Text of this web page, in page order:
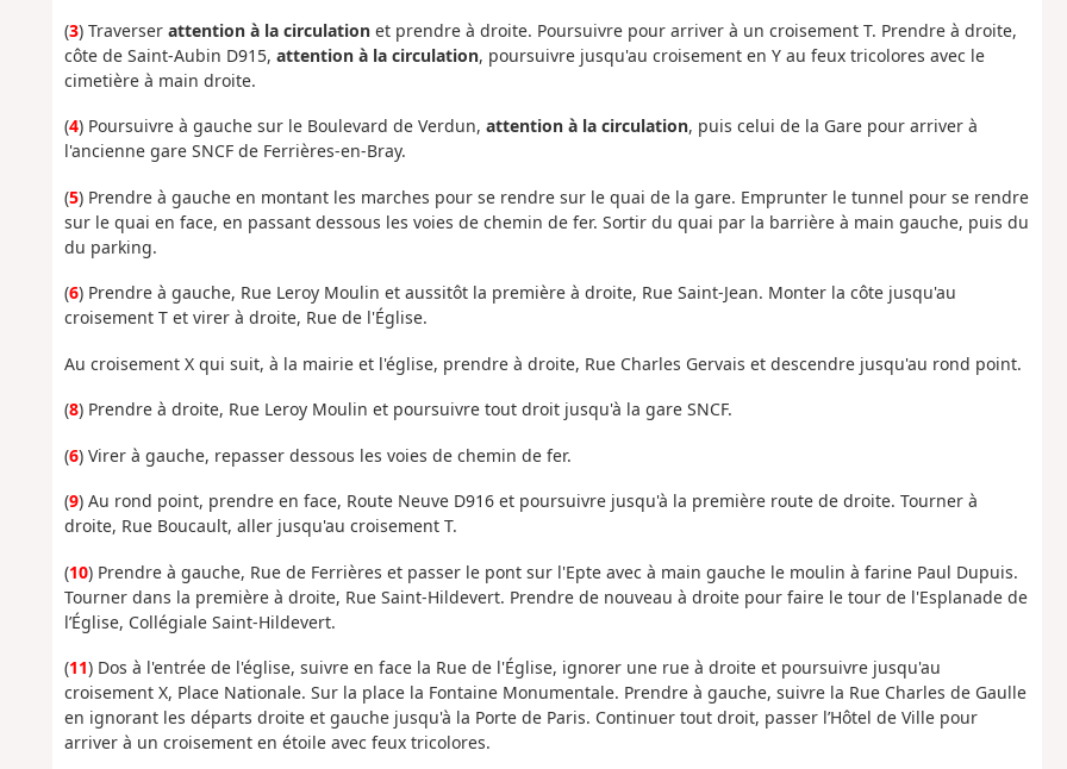
(3) Traverser attention à la circulationet prendre à droite. Poursuivre pour arriver à un croisement T. Prendre à droite,
côte de Saint-Aubin D915, attention à la circulation, poursuivre jusqu'au croisement en Y au feux tricolores avec le
cimetière à main droite.
(4) Poursuivre à gauche sur le Boulevard de Verdun, attention à la circulation, puis celui de la Gare pour arriver à
l'ancienne gare SNCF de Ferrières-en-Bray.
(5) Prendre à gauche en montant les marches pour se rendre sur le quai de la gare. Emprunter le tunnel pour se rendre
sur le quai en face, en passant dessous les voies de chemin de fer. Sortir du quai par la barrière à main gauche, puis du
du parking.
(6) Prendre à gauche, Rue Leroy Moulin et aussitôt la première à droite, Rue Saint-Jean. Monter la côte jusqu'au
croisement T et virer à droite, Rue de l'Église.
Au croisement X qui suit, à la mairie et l'église, prendre à droite, Rue Charles Gervais et descendre jusqu'au rond point.
(8) Prendre à droite, Rue Leroy Moulin et poursuivre tout droit jusqu'à la gare SNCF.
(6) Virer à gauche, repasser dessous les voies de chemin de fer.
(9) Au rond point, prendre en face, Route Neuve D916 et poursuivre jusqu'à la première route de droite. Tourner à
droite, Rue Boucault, aller jusqu'au croisement T.
(10) Prendre à gauche, Rue de Ferrières et passer le pont sur l'Epte avec à main gauche le moulin à farine Paul Dupuis.
Tourner dans la première à droite, Rue Saint-Hildevert. Prendre de nouveau à droite pour faire le tour de l'Esplanade de
l’Église, Collégiale Saint-Hildevert.
(11) Dos à l'entrée de l'église, suivre en face la Rue de l'Église, ignorer une rue à droite et poursuivre jusqu'au
croisement X, Place Nationale. Sur la place la Fontaine Monumentale. Prendre à gauche, suivre la Rue Charles de Gaulle
en ignorant les départs droite et gauche jusqu'à la Porte de Paris. Continuer tout droit, passer l’Hôtel de Ville pour
arriver à un croisement en étoile avec feux tricolores.